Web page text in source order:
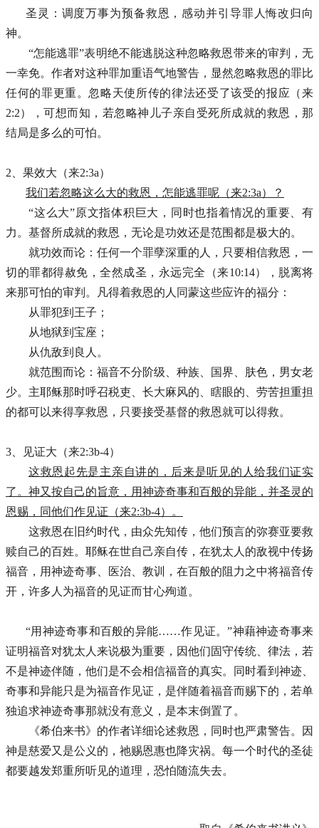
圣灵：调度万事为预备救恩，感动并引导罪人悔改归向
神。
“怎能逃罪”表明绝不能逃脱这种忽略救恩带来的审判，无
一幸免。 作者对这种罪加重语气地警告，显然忽略救恩的罪比
任何的罪更重。忽略天使所传的律法还受了该受的报应（来
2:2），可想而知，若忽略神儿子亲自受死所成就的救恩，那
结局是多么的可怕。
2、果效大（来2:3a）
我们若忽略这么大的救恩，怎能逃罪呢（来2:3a）？
“这么大”原文指体积巨大，同时也指着情况的重要、有
力。基督所成就的救恩，无论是功效还是范围都是极大的。
就功效而论：任何一个罪孽深重的人，只要相信救恩，一
切的罪都得赦免，全然成圣，永远完全（来10:14），脱离将
来那可怕的审判。凡得着救恩的人同蒙这些应许的福分：
从罪犯到王子；
从地狱到宝座；
从仇敌到良人。
就范围而论：福音不分阶级、种族、国界、肤色，男女老
少。主耶稣那时呼召税吏、长大麻风的、瞎眼的、劳苦担重担
的都可以来得享救恩，只要接受基督的救恩就可以得救。
3、见证大（来2:3b-4）
这救恩起先是主亲自讲的，后来是听见的人给我们证实
了。神又按自己的旨意，用神迹奇事和百般的异能，并圣灵的
恩赐，同他们作见证（来2:3b-4）。
这救恩在旧约时代，由众先知传，他们预言的弥赛亚要救
赎自己的百姓。耶稣在世自己亲自传，在犹太人的敌视中传扬
福音，用神迹奇事、医治、教训，在百般的阻力之中将福音传
开，许多人为福音的见证而甘心殉道。
“用神迹奇事和百般的异能……作见证。”神藉神迹奇事来
证明福音对犹太人来说极为重要，因他们固守传统、律法，若
不是神迹伴随，他们是不会相信福音的真实。同时看到神迹、
奇事和异能只是为福音作见证，是伴随着福音而赐下的，若单
独追求神迹奇事那就没有意义，是本末倒置了。
《希伯来书》的作者详细论述救恩，同时也严肃警告。因
神是慈爱又是公义的，祂赐恩惠也降灾祸。每一个时代的圣徒
都要越发郑重所听见的道理，恐怕随流失去。